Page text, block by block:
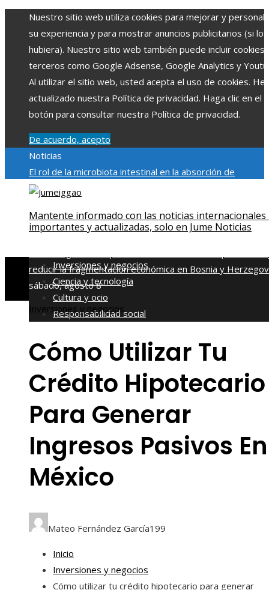
Nuestro sitio web utiliza cookies para mejorar y
su experiencia y para mostrar anuncios publicitarios (si los
hubiera). Nuestro sitio web también puede incluir cookies
terceros como Google Adsense, Google Analytics y
Al utilizar el sitio web, usted acepta el uso de cookies.
actualizado nuestra Política de privacidad. Haga clic en el
botón para consultar nuestra Política de privacidad.
De acuerdo, acepto
Noticias
El rol de la microbiota intestinal en la absorción de
nutrientesReformas regulatorias derivadas de desastres
Patrimonio de la Humanidad y su importanciaImpacto
económico y social de la estacionalidad turística en
reducir la fragmentación económica en Bosnia y
sábado, agosto 8
Mantente informado con las noticias internacionales
importantes y actualizadas, solo en Jume Noticias
Inversiones y negocios
Ciencia y tecnología
Cultura y ocio
Responsabilidad social
Inversiones y negocios
Cómo Utilizar Tu
Crédito Hipotecario
Para Generar
Ingresos Pasivos En
México
Mateo Fernández García199
Inicio
Inversiones y negocios
Cómo utilizar tu crédito hipotecario para generar